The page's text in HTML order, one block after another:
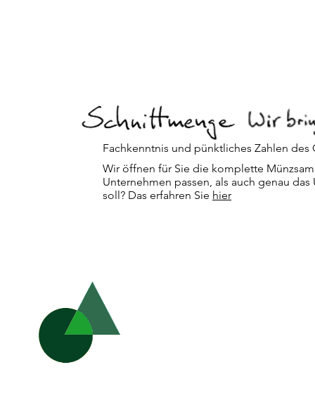
Fachkenntnis und pünktliches Zahlen
Wir öffnen für Sie die komplette
Unternehmen passen, als auch genau
soll? Das erfahren Sie hier